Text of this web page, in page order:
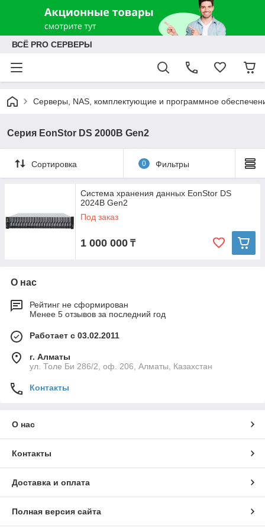
ВСЁ PRO СЕРВЕРЫ
Серверы, NAS, комплектующие и программное
Серия EonStor DS 2000B Gen2
Сортировка 0 Фильтры
Система хранения данных EonStor DS
2024B Gen2
Под заказ
1 000 000 ₸
О нас
Рейтинг не сформирован
Менее 5 отзывов за последний год
Работает с 03.02.2011
г. Алматы
ул. Толе Би 286/2, оф. 206, Алматы, Казахстан
Контакты
О нас
Контакты
Доставка и оплата
Полная версия сайта